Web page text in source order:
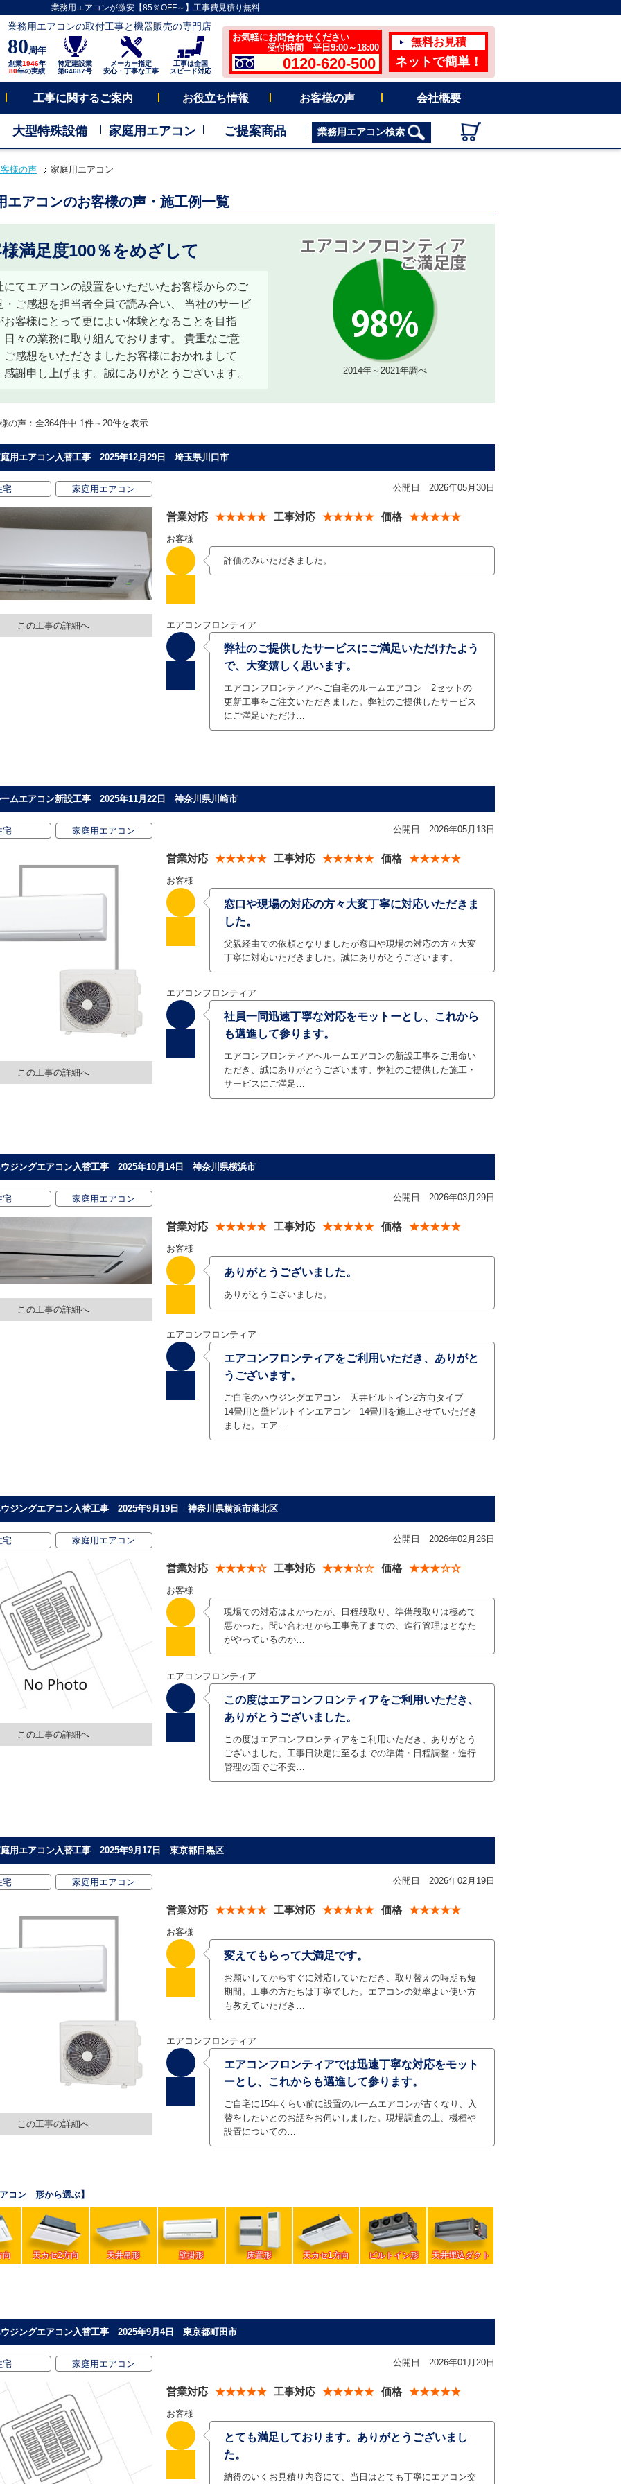
業務用エアコンが激安【85％OFF～】工事費見積り無料
業務用エアコンの取付工事と機器販売の専門店
80周年
創業1946年
80年の実績
特定建設業
第64687号
メーカー指定
安心・丁寧な工事
工事は全国
スピード対応
お気軽にお問合わせください
受付時間 平日9:00～18:00
0120-620-500
無料お見積
ネットで簡単！
工事に関するご案内 お役立ち情報 お客様の声 会社概要
大型特殊設備 家庭用エアコン ご提案商品 業務用エアコン検索
様の声 家庭用エアコン
エアコンのお客様の声・施工例一覧
満足度100％をめざして
にてエアコンの設置をいただいたお客様からのご
・ご感想を担当者全員で読み合い、 当社のサービ
お客様にとって更によい体験となることを目指
日々の業務に取り組んでおります。 貴重なご意
ご感想をいただきましたお客様におかれまして
感謝申し上げます。誠にありがとうございます。
2014年～2021年調べ
の声：全364件中 1件～20件を表示
用エアコン入替工事 2025年12月29日 埼玉県川口市
宅 家庭用エアコン
この工事の詳細へ
公開日 2026年05月30日
営業対応 ★★★★★ 工事対応 ★★★★★ 価格 ★★★★★
お客様
評価のみいただきました。
エアコンフロンティア
弊社のご提供したサービスにご満足いただけたよう
で、大変嬉しく思います。
エアコンフロンティアへご自宅のルームエアコン 2セットの
更新工事をご注文いただきました。弊社のご提供したサービス
にご満足いただけ…
ムエアコン新設工事 2025年11月22日 神奈川県川崎市
宅 家庭用エアコン
この工事の詳細へ
公開日 2026年05月13日
営業対応 ★★★★★ 工事対応 ★★★★★ 価格 ★★★★★
お客様
窓口や現場の対応の方々大変丁寧に対応いただきま
した。
父親経由での依頼となりましたが窓口や現場の対応の方々大変
丁寧に対応いただきました。誠にありがとうございます。
エアコンフロンティア
社員一同迅速丁寧な対応をモットーとし、これから
も邁進して参ります。
エアコンフロンティアへルームエアコンの新設工事をご用命い
ただき、誠にありがとうございます。弊社のご提供した施工・
サービスにご満足…
ジングエアコン入替工事 2025年10月14日 神奈川県横浜市
宅 家庭用エアコン
この工事の詳細へ
公開日 2026年03月29日
営業対応 ★★★★★ 工事対応 ★★★★★ 価格 ★★★★★
お客様
ありがとうございました。
ありがとうございました。
エアコンフロンティア
エアコンフロンティアをご利用いただき、ありがと
うございます。
ご自宅のハウジングエアコン 天井ビルトイン2方向タイプ
14畳用と壁ビルトインエアコン 14畳用を施工させていただき
ました。エア…
ジングエアコン入替工事 2025年9月19日 神奈川県横浜市港北区
宅 家庭用エアコン
この工事の詳細へ
公開日 2026年02月26日
営業対応 ★★★★☆ 工事対応 ★★★☆☆ 価格 ★★★☆☆
お客様
現場での対応はよかったが、日程段取り、準備段取りは極めて
悪かった。問い合わせから工事完了までの、進行管理はどなた
がやっているのか…
エアコンフロンティア
この度はエアコンフロンティアをご利用いただき、
ありがとうございました。
この度はエアコンフロンティアをご利用いただき、ありがとう
ございました。工事日決定に至るまでの準備・日程調整・進行
管理の面でご不安…
用エアコン入替工事 2025年9月17日 東京都目黒区
宅 家庭用エアコン
この工事の詳細へ
公開日 2026年02月19日
営業対応 ★★★★★ 工事対応 ★★★★★ 価格 ★★★★★
お客様
変えてもらって大満足です。
お願いしてからすぐに対応していただき、取り替えの時期も短
期間。工事の方たちは丁寧でした。エアコンの効率よい使い方
も教えていただき…
エアコンフロンティア
エアコンフロンティアでは迅速丁寧な対応をモット
ーとし、これからも邁進して参ります。
ご自宅に15年くらい前に設置のルームエアコンが古くなり、入
替をしたいとのお話をお伺いしました。現場調査の上、機種や
設置についての…
コン 形から選ぶ】
向 天カセ2方向 天井吊形 壁掛形 床置形 天カセ1方向 ビルトイン形 天井埋込ダクト
ジングエアコン入替工事 2025年9月4日 東京都町田市
宅 家庭用エアコン 公開日 2026年01月20日
営業対応 ★★★★★ 工事対応 ★★★★★ 価格 ★★★★★
お客様
とても満足しております。ありがとうございまし
た。
納得のいくお見積り内容にて、当日はとても丁寧にエアコン交